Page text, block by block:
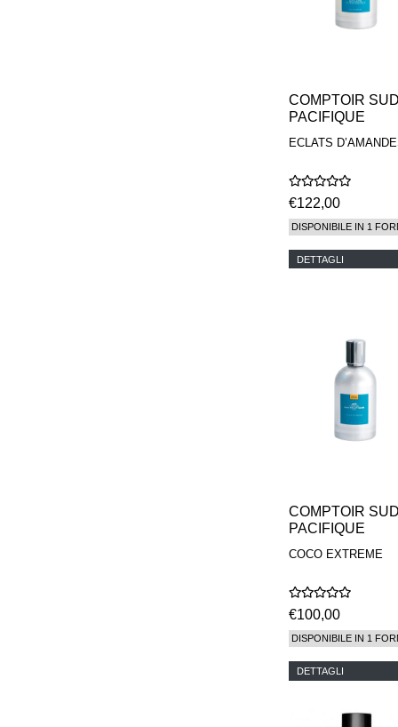
COMPTOIR
PACIFIQUE
ECLATS
€122,00
DISPONIBILE IN 1
DETTAGLI
COMPTOIR
PACIFIQUE
COCO EXTREME
€100,00
DISPONIBILE IN 1
DETTAGLI